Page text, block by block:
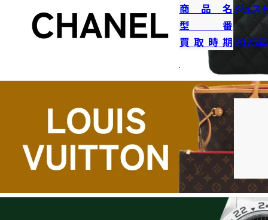
商品名ジュス
型番
買取時期2025